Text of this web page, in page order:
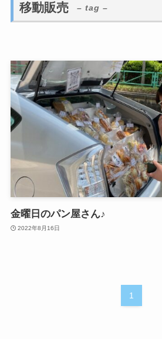
移動販売 – tag –
金曜日のパン屋さん♪
2022年8月16日
1